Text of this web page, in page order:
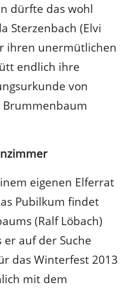
dürfte das wohl
Sterzenbach (Elvi
ihren unermütlichen
endlich ihre
von
eigenen Elferrat
Pubilkum findet
(Ralf Löbach)
auf der Suche
das Winterfest 2013
mit dem